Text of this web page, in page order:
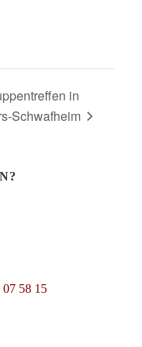
in
Schwafheim
07 58 15